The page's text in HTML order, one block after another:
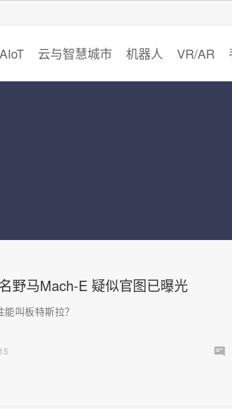
AIoT 云与智慧城市 机器人 VR/AR
野马Mach-E 疑似官图已曝光
叫板特斯拉？